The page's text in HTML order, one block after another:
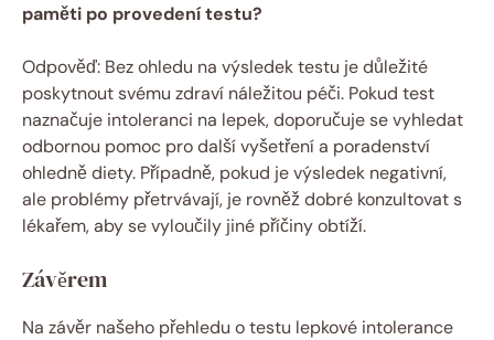
paměti po provedení testu?
Odpověď: Bez ohledu na výsledek testu je důležité
poskytnout svému zdraví náležitou péči. Pokud test
‌naznačuje intoleranci na lepek, doporučuje se vyhledat
odbornou ⁤pomoc pro další vyšetření a poradenství
ohledně ​diety. ⁢Případně, pokud je výsledek negativní,
⁤ale problémy přetrvávají, je rovněž dobré konzultovat​ s
lékařem, ‍aby se vyloučily jiné příčiny obtíží.
Závěrem
Na závěr našeho přehledu o testu lepkové intolerance